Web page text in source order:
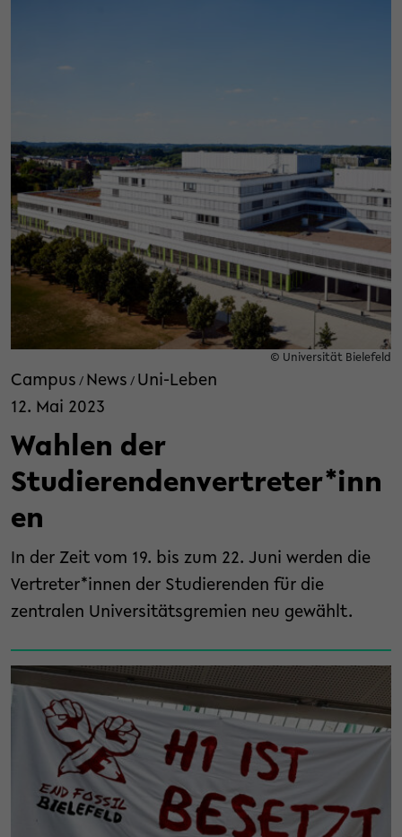
© Universität Bielefeld
Campus / News / Uni-Leben
12. Mai 2023
Wahlen der
Studierendenvertreter*inn
en
In der Zeit vom 19. bis zum 22. Juni werden die
Vertreter*innen der Studierenden für die
zentralen Universitätsgremien neu gewählt.